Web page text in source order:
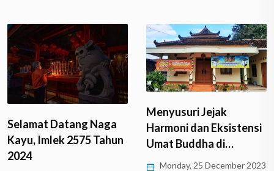
Selamat Datang Naga
Kayu, Imlek 2575 Tahun
2024
Menyusuri Jejak
Harmoni dan Eksistensi
Umat Buddha di…
Monday, 25 December 2023